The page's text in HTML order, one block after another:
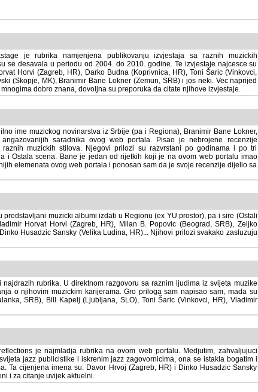
je rubrika namjenjena publikovanju izvjestaja sa raznih muzickih
se desavala u periodu od 2004. do 2010. godine. Te izvjestaje najcesce su
Horvi (Zagreb, HR), Darko Budna (Koprivnica, HR), Toni Šaric (Vinkovci,
(Skopje, MK), Branimir Bane Lokner (Zemun, SRB) i jos neki. Vec naprijed
dobro znana, dovoljna su preporuka da citate njihove izvjestaje.
ime muzickog novinarstva iz Srbije (pa i Regiona), Branimir Bane Lokner,
saradnika ovog web portala. Pisao je nebrojene recenzije muzickih
stilova. Njegovi prilozi su razvrstani po godinama i po tri osnovne
Bane je jedan od rijetkih koji je na ovom web portalu imao svoju rubriku.
ovog web portala i ponosan sam da je svoje recenzije dijelio sa svima vama,
predstavljani muzicki albumi izdati u Regionu (ex YU prostor), pa i sire (Ostali
Horvat Horvi (Zagreb, HR), Milan B. Popovic (Beograd, SRB), Zeljko Milovic
Sansky (Velika Ludina, HR)... Njihovi prilozi svakako zasluzuju da se
rubrika. U direktnom razgovoru sa raznim ljudima iz svijeta muzike
o njihovim muzickim karijerama. Gro priloga sam napisao sam, mada su
SRB), Bill Kapelj (Ljubljana, SLO), Toni Šaric (Vinkovci, HR), Vladimir
je najmladja rubrika na ovom web portalu. Medjutim, zahvaljujuci veliki
jazz publicistike i iskrenim jazz zagovornicima, ona se istakla bogatim i
Ta cijenjena imena su: Davor Hrvoj (Zagreb, HR) i Dinko Husadzic Sansky
i za citanje uvijek aktuelni.